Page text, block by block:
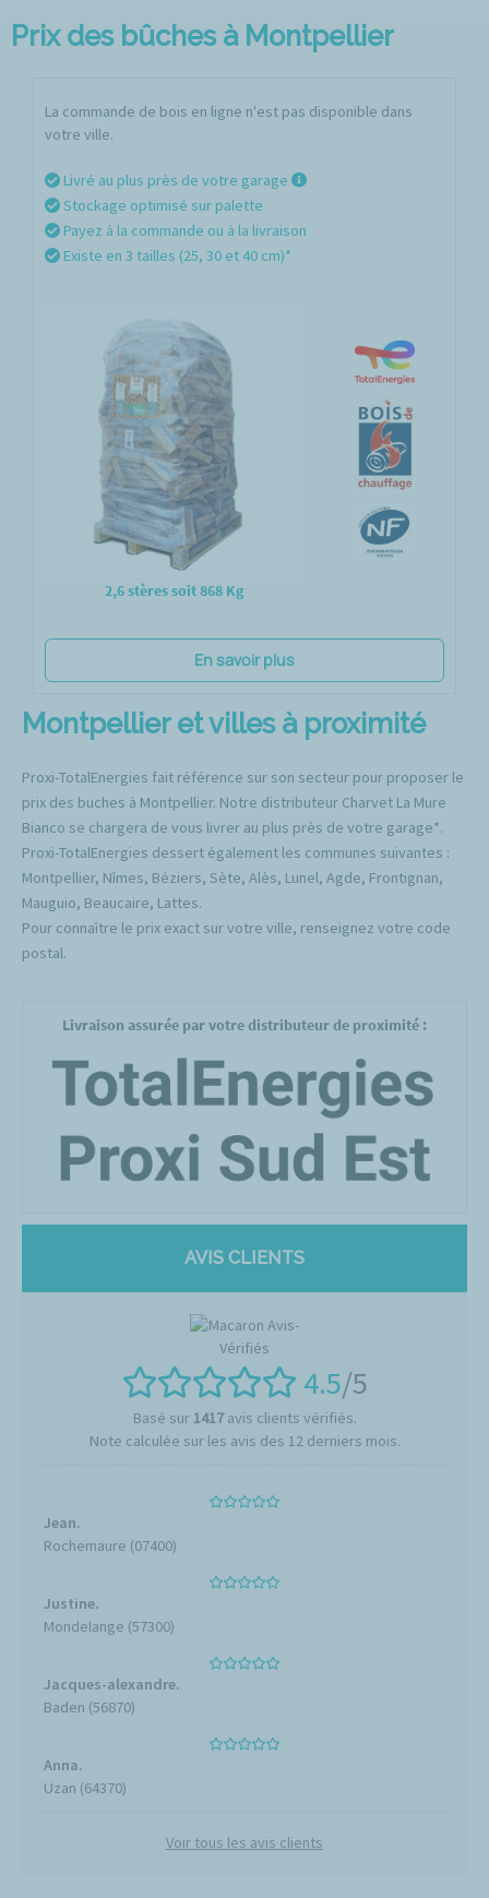
Prix des bûches à Montpellier
2,6 stères soit 868 Kg
La commande de bois en ligne n'est pas disponible dans
votre ville.
Livré au plus près de votre garage
Stockage optimisé sur palette
Payez à la commande ou à la livraison
Existe en 3 tailles (25, 30 et 40 cm)*
En savoir plus
Montpellier et villes à proximité
Proxi-TotalEnergies fait référence sur son secteur pour proposer le
prix des buches à Montpellier. Notre distributeur Charvet La Mure
Bianco se chargera de vous livrer au plus près de votre garage*.
Proxi-TotalEnergies dessert également les communes suivantes :
Montpellier, Nîmes, Béziers, Sète, Alès, Lunel, Agde, Frontignan,
Mauguio, Beaucaire, Lattes.
Pour connaître le prix exact sur votre ville, renseignez votre code
postal.
Livraison assurée par votre distributeur de proximité :
AVIS CLIENTS
4.5/5
Basé sur 1417avis clients vérifiés.
Note calculée sur les avis des 12 derniers mois.
Jean.
Rochemaure (07400)
Justine.
Mondelange (57300)
Jacques-alexandre.
Baden (56870)
Anna.
Uzan (64370)
Voir tous les avis clients